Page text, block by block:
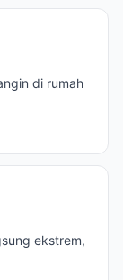
di rumah
ekstrem,